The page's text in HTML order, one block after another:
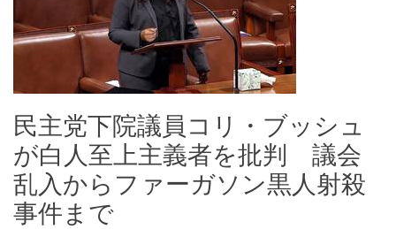
民主党下院議員コリ・ブッシュ
が白人至上主義者を批判 議会
乱入からファーガソン黒人射殺
事件まで